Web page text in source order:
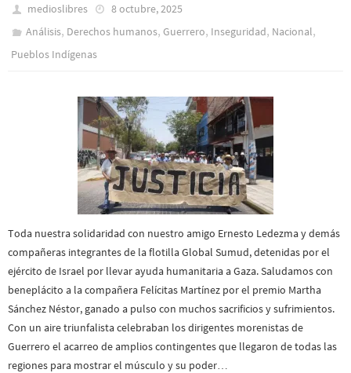
medioslibres
8 octubre, 2025
Análisis, Derechos humanos,Guerrero, Inseguridad, Nacional,
Pueblos Indí­genas
Toda nuestra solidaridad con nuestro amigo Ernesto Ledezma y demás
compañeras integrantes de la flotilla Global Sumud, detenidas por el
ejército de Israel por llevar ayuda humanitaria a Gaza. Saludamos con
beneplácito a la compañera Felícitas Martínez por el premio Martha
Sánchez Néstor, ganado a pulso con muchos sacrificios y sufrimientos.
Con un aire triunfalista celebraban los dirigentes morenistas de
Guerrero el acarreo de amplios contingentes que llegaron de todas las
regiones para mostrar el músculo y su poder…